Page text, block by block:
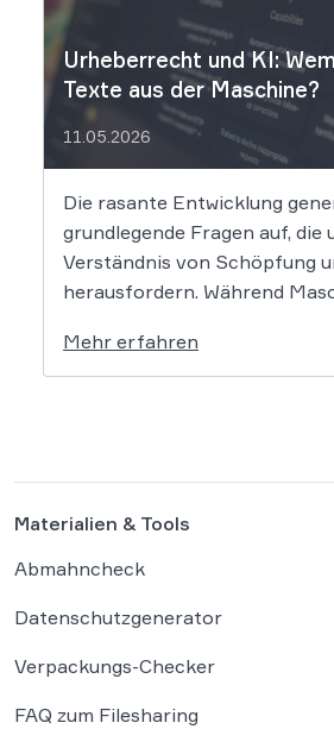
[…]
Urheberrecht und KI:
Texte aus der Maschine?
11.05.2026
Die rasante Entwicklung
grundlegende Fragen auf, die
Verständnis von Schöpfung
herausfordern. Während
Rechtswissenschaft um die
wie diese Werke geschützt
Mehr erfahren
Materialien & Tools
Abmahncheck
Datenschutzgenerator
Verpackungs-Checker
FAQ zum Filesharing